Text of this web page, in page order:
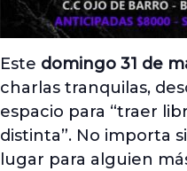
Este domingo 31 de
charlas tranquilas,
espacio para “traer
distinta”. No importa
lugar para alguien